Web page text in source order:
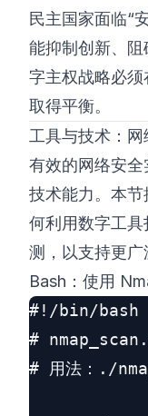
民主国家面临“
能抑制创新、
字主权战略必
取得平衡。
工具与技术：网
有效的网络安
技术能力。本
何利用数字工
测，以支持更广
Bash：使用
#!/bin/bash
#
# 用法：./